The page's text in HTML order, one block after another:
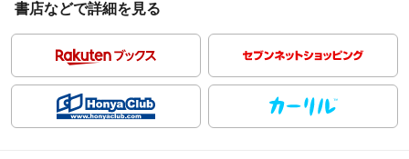
書店などで詳細を見る